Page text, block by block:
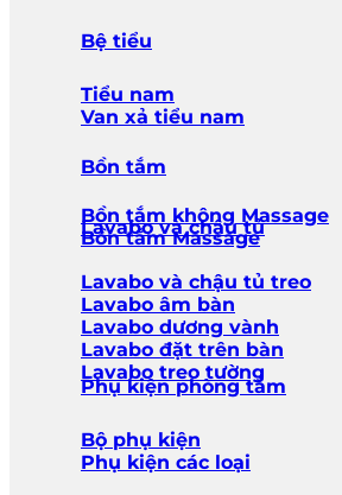
Bệ tiểu
Tiểu nam
Van xả tiểu nam
Bồn tắm
Bồn tắm không Massage
Bồn tắm Massage
Lavabo và chậu tủ
Lavabo và chậu tủ treo
Lavabo âm bàn
Lavabo dương vành
Lavabo đặt trên bàn
Lavabo treo tường
Phụ kiện phòng tắm
Bộ phụ kiện
Phụ kiện các loại